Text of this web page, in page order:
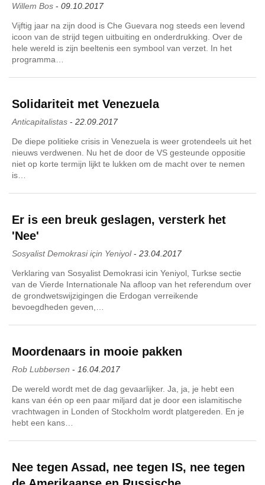
Willem Bos - 09.10.2017
Vijftig jaar na zijn dood is Che Guevara nog steeds een levend
icoon van de strijd tegen uitbuiting en onderdrukking. Over de
hele wereld is zijn beeltenis een symbool van verzet. In het
programma…
Solidariteit met Venezuela
Anticapitalistas - 22.09.2017
De diepe politieke crisis in Venezuela is weer grotendeels uit het
nieuws verdwenen. Nu het de door de VS gesteunde oppositie
niet op korte termijn lijkt te lukken om de macht over te nemen
is…
Er is een breuk geslagen, versterk het
'Nee'
Sosyalist Demokrasi için Yeniyol- 23.04.2017
Verklaring van Sosyalist Demokrasi icin Yeniyol, Turkse sectie
van de Vierde Internationale Na afloop van het referendum over
de grondwetswijzigingen die Erdogan verreikende
bevoegdheden geven,…
Moordenaars in mooie pakken
Rob Lubbersen - 16.04.2017
De wereld wordt met de dag gevaarlijker. Ja, ja, je hebt een
kans van één op een paar miljard dat je door een islamitische
vrachtwagen in Londen of Stockholm wordt platgereden. En je
hebt een kans…
Nee tegen Assad, nee tegen IS, nee tegen